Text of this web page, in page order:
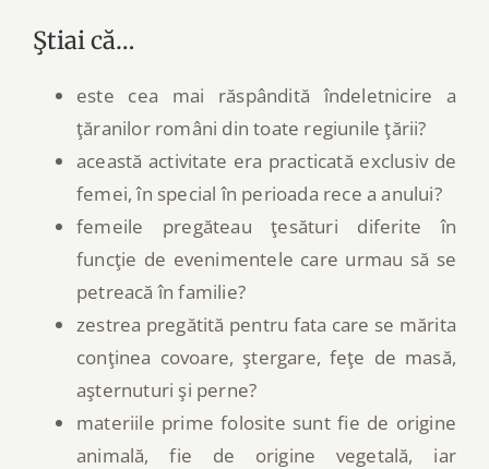
Ştiai că…
este cea mai răspândită îndeletnicire a
ţăranilor români din toate regiunile ţării?
această activitate era practicată exclusiv de
femei, în special în perioada rece a anului?
femeile pregăteau ţesături diferite în
funcţie de evenimentele care urmau să se
petreacă în familie?
zestrea pregătită pentru fata care se mărita
conţinea covoare, ştergare, feţe de masă,
aşternuturi şi perne?
materiile prime folosite sunt fie de origine
animală, fie de origine vegetală, iar